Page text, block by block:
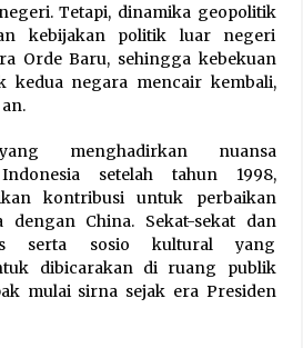
Tetapi, dinamika geopolitik
kebijakan politik luar negeri
Orde Baru, sehingga kebekuan
kedua negara mencair kembali,
menghadirkan nuansa
setelah tahun 1998,
kontribusi untuk perbaikan
dengan China. Sekat-sekat dan
serta sosio kultural yang
dibicarakan di ruang publik
mulai sirna sejak era Presiden